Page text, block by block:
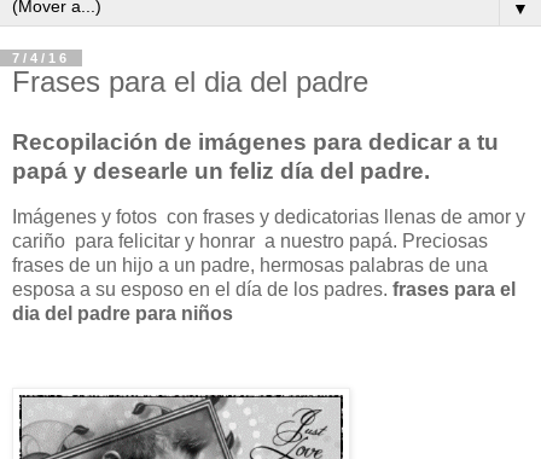
▼
7/4/16
Frases para el dia del padre
Recopilación de imágenes para dedicar a tu
papá y desearle un feliz día del padre.
Imágenes y fotos con frases y dedicatorias llenas de amor y
cariño para felicitar y honrar a nuestro papá. Preciosas
frases de un hijo a un padre, hermosas palabras de una
esposa a su esposo en el día de los padres. frases para el
dia del padre para niños